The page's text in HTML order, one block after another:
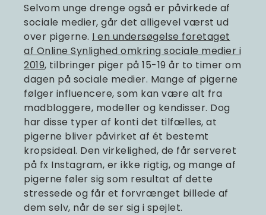
Selvom unge drenge også er påvirkede af
sociale medier, går det alligevel værst ud
over pigerne. I en undersøgelse foretaget
af Online Synlighed omkring sociale medier i
2019, tilbringer piger på 15-19 år to timer om
dagen på sociale medier. Mange af pigerne
følger influencere, som kan være alt fra
madbloggere, modeller og kendisser. Dog
har disse typer af konti det tilfælles, at
pigerne bliver påvirket af ét bestemt
kropsideal. Den virkelighed, de får serveret
på fx Instagram, er ikke rigtig, og mange af
pigerne føler sig som resultat af dette
stressede og får et forvrænget billede af
dem selv, når de ser sig i spejlet.